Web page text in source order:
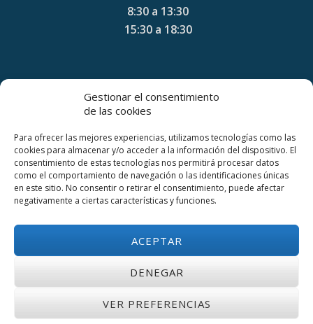
Gestionar el consentimiento
de las cookies
Para ofrecer las mejores experiencias, utilizamos tecnologías como las
cookies para almacenar y/o acceder a la información del dispositivo. El
consentimiento de estas tecnologías nos permitirá procesar datos
como el comportamiento de navegación o las identificaciones únicas
en este sitio. No consentir o retirar el consentimiento, puede afectar
negativamente a ciertas características y funciones.
ACEPTAR
DENEGAR
VER PREFERENCIAS
8:30 a 13:30
15:30 a 18:30
MAYO - AGOSTO
8:30 a 13:30
15:30 a 19:30
SEPTIEMBRE – OCTUBRE
15:30 a 18:30
Venta y reparación de carrocerías COLD CAR y equipos frigoríficos
para vehículos en Madrid - Frioval S.L. © 2023.